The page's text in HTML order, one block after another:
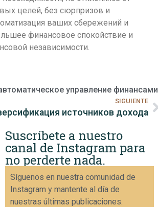
целей, без сюрпризов и
ваших сбережений и
финансовое спокойствие и
независимости.
управление финансами
SIGUIENTE
источников дохода
Suscríbete a nuestro
canal de Instagram para
no perderte nada.
Síguenos en nuestra comunidad de
Instagram y mantente al día de
nuestras últimas publicaciones.